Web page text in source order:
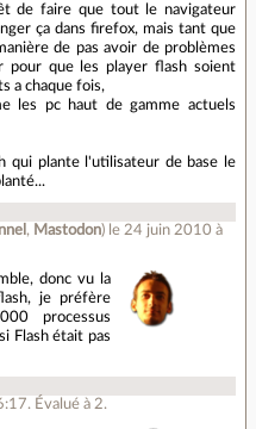
de faire que tout le navigateur
ça dans firefox, mais tant que
de pas avoir de problèmes
pour que les player flash soient
a chaque fois,
les pc haut de gamme actuels
qui plante l'utilisateur de base le
, Mastodon) le 24 juin 2010 à
donc vu la
je préfère
processus
Flash était pas
. Évalué à2.